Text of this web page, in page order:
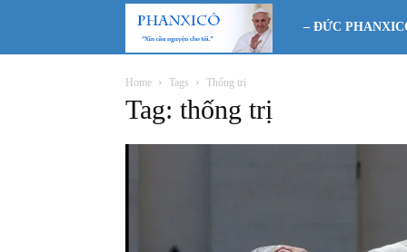
Phanxicô
– ĐỨC
Home Tags Thống trị
Tag: thống trị